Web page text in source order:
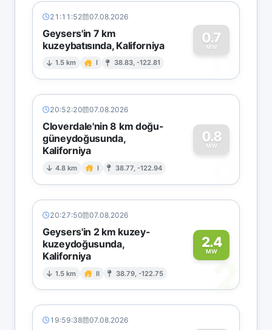
21:11:52 07.08.2026
Geysers'in 7 km
kuzeybatısında, Kaliforniya
1.5 km I 38.83, -122.81
0.7
MW
0
20:52:20 07.08.2026
Cloverdale'nin 8 km doğu-
güneydoğusunda,
Kaliforniya
4.8 km I 38.77, -122.94
0.8
MW
0
20:27:50 07.08.2026
Geysers'in 2 km kuzey-
kuzeydoğusunda,
Kaliforniya
1.5 km II 38.79, -122.75
2.4
MW
2
19:59:38 07.08.2026